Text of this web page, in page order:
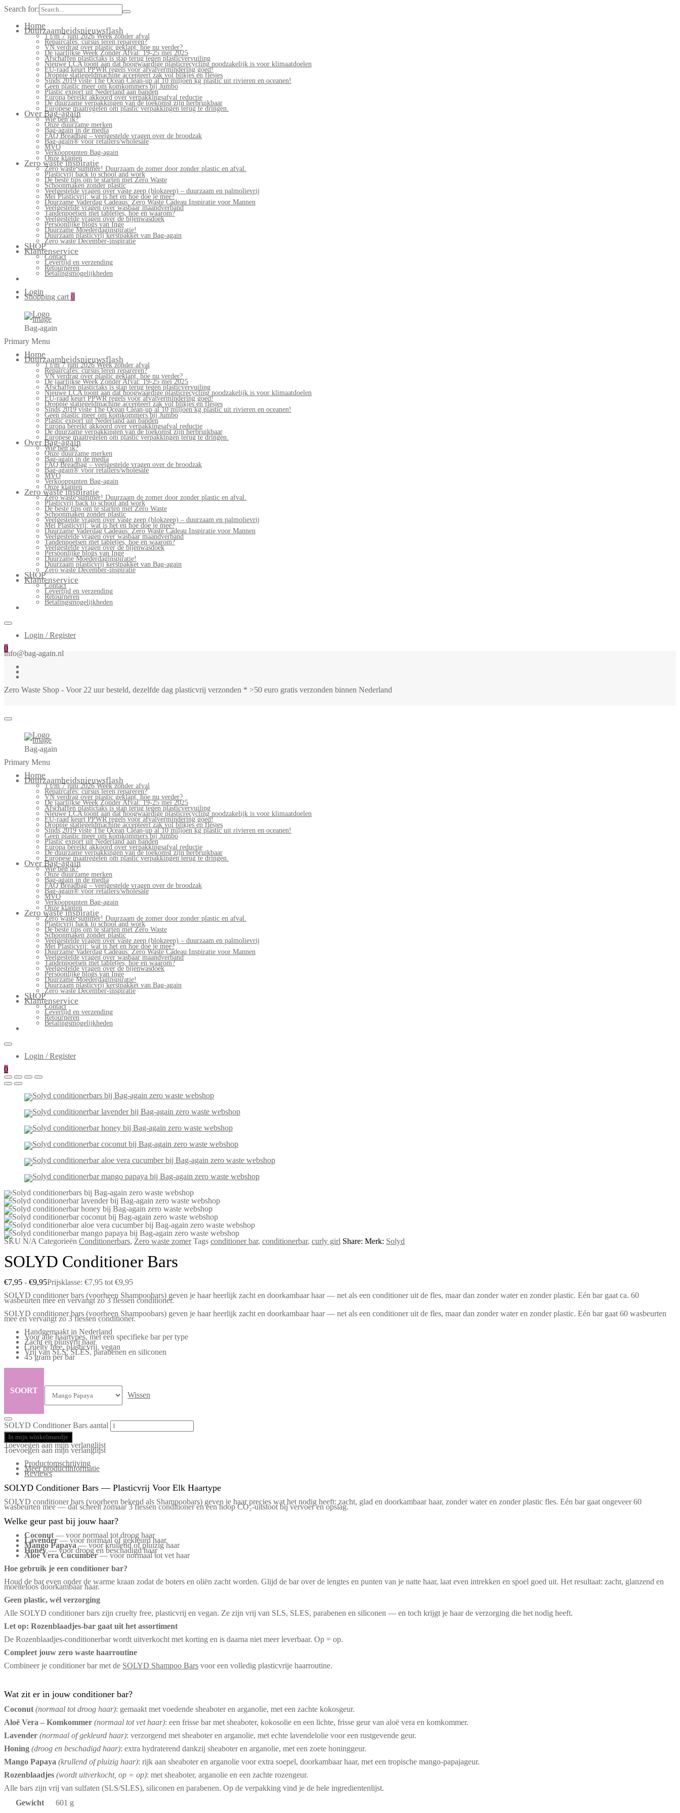
Search for:
Home
Duurzaamheidsnieuwsflash
1 t/m 7 juni 2026 Week zonder afval
Repaircafés: cursus leren repareren?
VN verdrag over plastic geklapt, hoe nu verder?
De jaarlijkse Week Zonder Afval: 19-25 mei 2025
Afschaffen plastictaks is stap terug tegen plasticvervuiling
Nieuwe LCA toont aan dat hoogwaardige plasticrecycling noodzakelijk is voor klimaatdoelen
EU-raad keurt PPWR regels voor afvalvermindering goed!
Droppie statiegeldmachine accepteert zak vol blikjes en flesjes
Sinds 2019 viste The Ocean Clean-up al 10 miljoen kg plastic uit rivieren en oceanen!
Geen plastic meer om komkommers bij Jumbo
Plastic export uit Nederland aan banden
Europa bereikt akkoord over verpakkingsafval reductie
De duurzame verpakkingen van de toekomst zijn herbruikbaar
Europese maatregelen om plastic verpakkingen terug te dringen.
Over Bag-again
Wie ben ik?
Onze duurzame merken
Bag-again in de media
FAQ Breadbag – veelgestelde vragen over de broodzak
Bag-again® voor retailers/wholesale
MVO
Verkooppunten Bag-again
Onze klanten
Zero waste inspiratie
Zero waste summer! Duurzaam de zomer door zonder plastic en afval.
Plasticvrij back to school and work
De beste tips om te starten met Zero Waste
Schoonmaken zonder plastic
Veelgestelde vragen over vaste zeep (blokzeep) – duurzaam en palmolievrij
Mei Plasticvrij: wat is het en hoe doe je mee?
Duurzame Vaderdag Cadeaus: Zero Waste Cadeau Inspiratie voor Mannen
Veelgestelde vragen over wasbaar maandverband
Tandenpoetsen met tabletjes, hoe en waarom?
Veelgestelde vragen over de bijenwasdoek
Persoonlijke blogs van Inge
Duurzame Moederdaginspiratie!
Duurzaam plasticvrij kerstpakket van Bag-again
Zero waste December-inspiratie
SHOP
Klantenservice
Contact
Levertijd en verzending
Retourneren
Betalingsmogelijkheden
Login
Shopping cart 0
Bag-again
Primary Menu
Home
Duurzaamheidsnieuwsflash
1 t/m 7 juni 2026 Week zonder afval
Repaircafés: cursus leren repareren?
VN verdrag over plastic geklapt, hoe nu verder?
De jaarlijkse Week Zonder Afval: 19-25 mei 2025
Afschaffen plastictaks is stap terug tegen plasticvervuiling
Nieuwe LCA toont aan dat hoogwaardige plasticrecycling noodzakelijk is voor klimaatdoelen
EU-raad keurt PPWR regels voor afvalvermindering goed!
Droppie statiegeldmachine accepteert zak vol blikjes en flesjes
Sinds 2019 viste The Ocean Clean-up al 10 miljoen kg plastic uit rivieren en oceanen!
Geen plastic meer om komkommers bij Jumbo
Plastic export uit Nederland aan banden
Europa bereikt akkoord over verpakkingsafval reductie
De duurzame verpakkingen van de toekomst zijn herbruikbaar
Europese maatregelen om plastic verpakkingen terug te dringen.
Over Bag-again
Wie ben ik?
Onze duurzame merken
Bag-again in de media
FAQ Breadbag – veelgestelde vragen over de broodzak
Bag-again® voor retailers/wholesale
MVO
Verkooppunten Bag-again
Onze klanten
Zero waste inspiratie
Zero waste summer! Duurzaam de zomer door zonder plastic en afval.
Plasticvrij back to school and work
De beste tips om te starten met Zero Waste
Schoonmaken zonder plastic
Veelgestelde vragen over vaste zeep (blokzeep) – duurzaam en palmolievrij
Mei Plasticvrij: wat is het en hoe doe je mee?
Duurzame Vaderdag Cadeaus: Zero Waste Cadeau Inspiratie voor Mannen
Veelgestelde vragen over wasbaar maandverband
Tandenpoetsen met tabletjes, hoe en waarom?
Veelgestelde vragen over de bijenwasdoek
Persoonlijke blogs van Inge
Duurzame Moederdaginspiratie!
Duurzaam plasticvrij kerstpakket van Bag-again
Zero waste December-inspiratie
SHOP
Klantenservice
Contact
Levertijd en verzending
Retourneren
Betalingsmogelijkheden
Login / Register
0
info@bag-again.nl
Zero Waste Shop - Voor 22 uur besteld, dezelfde dag plasticvrij verzonden * >50 euro gratis verzonden binnen Nederland
Bag-again
Primary Menu
Home
Duurzaamheidsnieuwsflash
1 t/m 7 juni 2026 Week zonder afval
Repaircafés: cursus leren repareren?
VN verdrag over plastic geklapt, hoe nu verder?
De jaarlijkse Week Zonder Afval: 19-25 mei 2025
Afschaffen plastictaks is stap terug tegen plasticvervuiling
Nieuwe LCA toont aan dat hoogwaardige plasticrecycling noodzakelijk is voor klimaatdoelen
EU-raad keurt PPWR regels voor afvalvermindering goed!
Droppie statiegeldmachine accepteert zak vol blikjes en flesjes
Sinds 2019 viste The Ocean Clean-up al 10 miljoen kg plastic uit rivieren en oceanen!
Geen plastic meer om komkommers bij Jumbo
Plastic export uit Nederland aan banden
Europa bereikt akkoord over verpakkingsafval reductie
De duurzame verpakkingen van de toekomst zijn herbruikbaar
Europese maatregelen om plastic verpakkingen terug te dringen.
Over Bag-again
Wie ben ik?
Onze duurzame merken
Bag-again in de media
FAQ Breadbag – veelgestelde vragen over de broodzak
Bag-again® voor retailers/wholesale
MVO
Verkooppunten Bag-again
Onze klanten
Zero waste inspiratie
Zero waste summer! Duurzaam de zomer door zonder plastic en afval.
Plasticvrij back to school and work
De beste tips om te starten met Zero Waste
Schoonmaken zonder plastic
Veelgestelde vragen over vaste zeep (blokzeep) – duurzaam en palmolievrij
Mei Plasticvrij: wat is het en hoe doe je mee?
Duurzame Vaderdag Cadeaus: Zero Waste Cadeau Inspiratie voor Mannen
Veelgestelde vragen over wasbaar maandverband
Tandenpoetsen met tabletjes, hoe en waarom?
Veelgestelde vragen over de bijenwasdoek
Persoonlijke blogs van Inge
Duurzame Moederdaginspiratie!
Duurzaam plasticvrij kerstpakket van Bag-again
Zero waste December-inspiratie
SHOP
Klantenservice
Contact
Levertijd en verzending
Retourneren
Betalingsmogelijkheden
Login / Register
0
SKU N/A Categorieën Conditionerbars, Zero waste zomer Tags conditioner bar, conditionerbar, curly girl Share: Merk: Solyd
SOLYD Conditioner Bars
€7,95 - €9,95Prijsklasse: €7,95 tot €9,95
SOLYD conditioner bars (voorheen Shampoobars) geven je haar heerlijk zacht en doorkambaar haar — net als een conditioner uit de fles, maar dan zonder water en zonder plastic. Eén bar gaat ca. 60
wasbeurten mee en vervangt zo 3 flessen conditioner.
SOLYD conditioner bars (voorheen Shampoobars) geven je haar heerlijk zacht en doorkambaar haar — net als een conditioner uit de fles, maar dan zonder water en zonder plastic. Eén bar gaat 60 wasbeurten
mee en vervangt zo 3 flessen conditioner.
Handgemaakt in Nederland
Voor alle haartypes, met een specifieke bar per type
Zacht en pluisvrij haar
Cruelty free, plasticvrij, vegan
Vrij van SLS, SLES, parabenen en siliconen
45 gram per bar
SOORT
Wissen
SOLYD Conditioner Bars aantal
In mijn winkelmandje
Toevoegen aan mijn verlanglijst
Toevoegen aan mijn verlanglijst
Productomschrijving
Meer productinformatie
Reviews
SOLYD Conditioner Bars — Plasticvrij Voor Elk Haartype
SOLYD conditioner bars (voorheen bekend als Shampoobars) geven je haar precies wat het nodig heeft: zacht, glad en doorkambaar haar, zonder water en zonder plastic fles. Eén bar gaat ongeveer 60
wasbeurten mee — dat scheelt zomaar 3 flessen conditioner én een hoop CO₂-uitstoot bij vervoer en opslag.
Welke geur past bij jouw haar?
Coconut — voor normaal tot droog haar
Lavender — voor normaal of gekleurd haar
Mango Papaya— voor krullend of pluizig haar
Honey— voor droog en beschadigd haar
Aloe Vera Cucumber— voor normaal tot vet haar
Hoe gebruik je een conditioner bar?
Houd de bar even onder de warme kraan zodat de boters en oliën zacht worden. Glijd de bar over de lengtes en punten van je natte haar, laat even intrekken en spoel goed uit. Het resultaat: zacht, glanzend en
moeiteloos doorkambaar haar.
Geen plastic, wél verzorging
Alle SOLYD conditioner bars zijn cruelty free, plasticvrij en vegan. Ze zijn vrij van SLS, SLES, parabenen en siliconen — en toch krijgt je haar de verzorging die het nodig heeft.
Let op: Rozenblaadjes-bar gaat uit het assortiment
De Rozenblaadjes-conditionerbar wordt uitverkocht met korting en is daarna niet meer leverbaar. Op = op.
Compleet jouw zero waste haarroutine
Combineer je conditioner bar met de SOLYD Shampoo Bars voor een volledig plasticvrije haarroutine.
Wat zit er in jouw conditioner bar?
Coconut (normaal tot droog haar): gemaakt met voedende sheaboter en arganolie, met een zachte kokosgeur.
Aloë Vera – Komkommer (normaal tot vet haar): een frisse bar met sheaboter, kokosolie en een lichte, frisse geur van aloë vera en komkommer.
Lavender (normaal of gekleurd haar): verzorgend met sheaboter en arganolie, met echte lavendelolie voor een rustgevende geur.
Honing (droog en beschadigd haar): extra hydraterend dankzij sheaboter en arganolie, met een zoete honinggeur.
Mango Papaya (krullend of pluizig haar): rijk aan sheaboter en arganolie voor extra soepel, doorkambaar haar, met een tropische mango-papajageur.
Rozenblaadjes (wordt uitverkocht, op = op): met sheaboter, arganolie en een zachte rozengeur.
Alle bars zijn vrij van sulfaten (SLS/SLES), siliconen en parabenen. Op de verpakking vind je de hele ingredientenlijst.
Gewicht
601 g